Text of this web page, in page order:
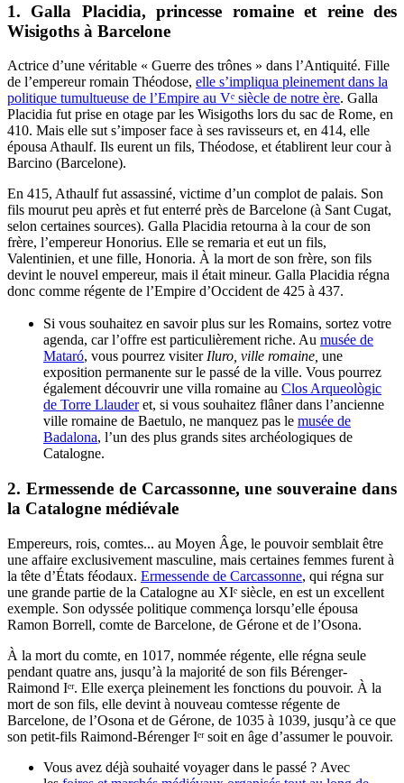
1. Galla Placidia, princesse romaine et reine des
Wisigoths à Barcelone
Actrice d’une véritable « Guerre des trônes » dans l’Antiquité. Fille
de l’empereur romain Théodose, elle s’impliqua pleinement dans la
politique tumultueuse de l’Empire au Vᵉ siècle de notre ère. Galla
Placidia fut prise en otage par les Wisigoths lors du sac de Rome, en
410. Mais elle sut s’imposer face à ses ravisseurs et, en 414, elle
épousa Athaulf. Ils eurent un fils, Théodose, et établirent leur cour à
Barcino (Barcelone).
En 415, Athaulf fut assassiné, victime d’un complot de palais. Son
fils mourut peu après et fut enterré près de Barcelone (à Sant Cugat,
selon certaines sources). Galla Placidia retourna à la cour de son
frère, l’empereur Honorius. Elle se remaria et eut un fils,
Valentinien, et une fille, Honoria. À la mort de son frère, son fils
devint le nouvel empereur, mais il était mineur. Galla Placidia régna
donc comme régente de l’Empire d’Occident de 425 à 437.
Si vous souhaitez en savoir plus sur les Romains, sortez votre
agenda, car l’offre est particulièrement riche. Au musée de
Mataró, vous pourrez visiter Iluro, ville romaine, une
exposition permanente sur le passé de la ville. Vous pourrez
également découvrir une villa romaine au Clos Arqueològic
de Torre Llauderet, si vous souhaitez flâner dans l’ancienne
ville romaine de Baetulo, ne manquez pas le musée de
Badalona, l’un des plus grands sites archéologiques de
Catalogne.
2. Ermessende de Carcassonne, une souveraine dans
la Catalogne médiévale
Empereurs, rois, comtes... au Moyen Âge, le pouvoir semblait être
une affaire exclusivement masculine, mais certaines femmes furent à
la tête d’États féodaux. Ermessende de Carcassonne, qui régna sur
une grande partie de la Catalogne au XIᵉ siècle, en est un excellent
exemple. Son odyssée politique commença lorsqu’elle épousa
Ramon Borrell, comte de Barcelone, de Gérone et de l’Osona.
À la mort du comte, en 1017, nommée régente, elle régna seule
pendant quatre ans, jusqu’à la majorité de son fils Bérenger-
Raimond Iᵉʳ. Elle exerça pleinement les fonctions du pouvoir. À la
mort de son fils, elle devint à nouveau comtesse régente de
Barcelone, de l’Osona et de Gérone, de 1035 à 1039, jusqu’à ce que
son petit-fils Raimond-Bérenger Iᵉʳ soit en âge d’assumer le pouvoir.
Vous avez déjà souhaité voyager dans le passé ? Avec